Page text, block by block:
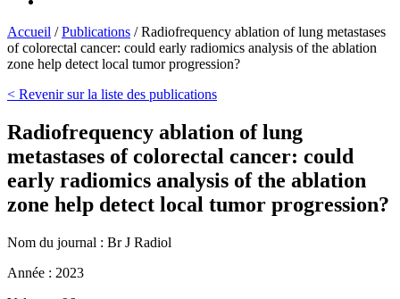
Accueil /Publications /Radiofrequency ablation of lung metastases
of colorectal cancer: could early radiomics analysis of the ablation
zone help detect local tumor progression?
< Revenir sur la liste des publications
Radiofrequency ablation of lung
metastases of colorectal cancer: could
early radiomics analysis of the ablation
zone help detect local tumor progression?
Nom du journal : Br J Radiol
Année : 2023